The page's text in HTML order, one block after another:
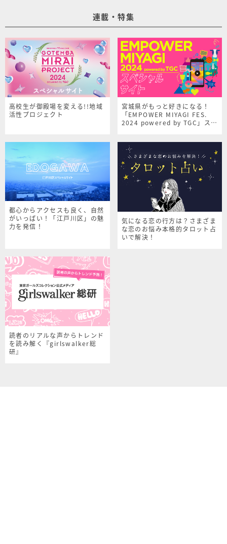
連載・特集
高校生が御殿場を変える!!地域
活性プロジェクト
宮城県がもっと好きになる！
「EMPOWER MIYAGI FES.
2024 powered by TGC」スペ
都心からアクセスも良く、自然
がいっぱい！「江戸川区」の魅
力を発信！
気になる恋の行方は？さまざま
な恋のお悩み本格的タロット占
いで解決！
読者のリアルな声からトレンド
を読み解く『girlswalker総
研』